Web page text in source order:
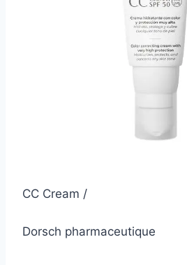
CC Cream /
Dorsch pharmaceutique